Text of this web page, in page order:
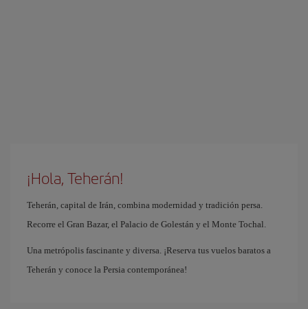
¡Hola, Teherán!
Teherán, capital de Irán, combina modernidad y tradición persa.
Recorre el Gran Bazar, el Palacio de Golestán y el Monte Tochal.
Una metrópolis fascinante y diversa. ¡Reserva tus vuelos baratos a
Teherán y conoce la Persia contemporánea!